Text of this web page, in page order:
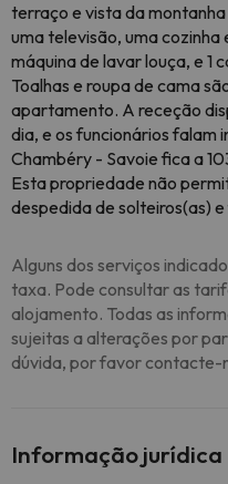
terraço e vista da
uma televisão, uma
máquina de lavar louça, e 1
Toalhas e roupa de cama
apartamento. A receção
dia, e os funcionários falam
Chambéry - Savoie fica a
Esta propriedade não
despedida de solteiros(as)
Alguns dos serviços
taxa. Pode consultar as
alojamento. Todas as
sujeitas a alterações por
dúvida, por favor contacte-
Informação jurídica